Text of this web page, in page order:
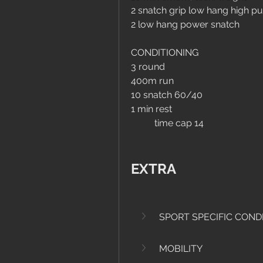
2 snatch grip low hang high
2 low hang power snatch
CONDITIONING
3 round
400m run
10 snatch 60/40
1 min rest
	time cap 14
EXTRA
SPORT SPECIFIC
MOBILITY